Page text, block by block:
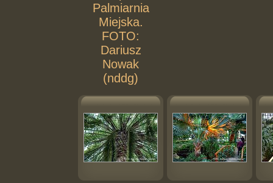
Palmiarnia
Miejska.
FOTO:
Dariusz
Nowak
(nddg)